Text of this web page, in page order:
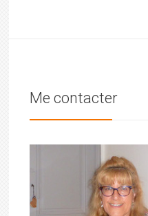
Me contacter